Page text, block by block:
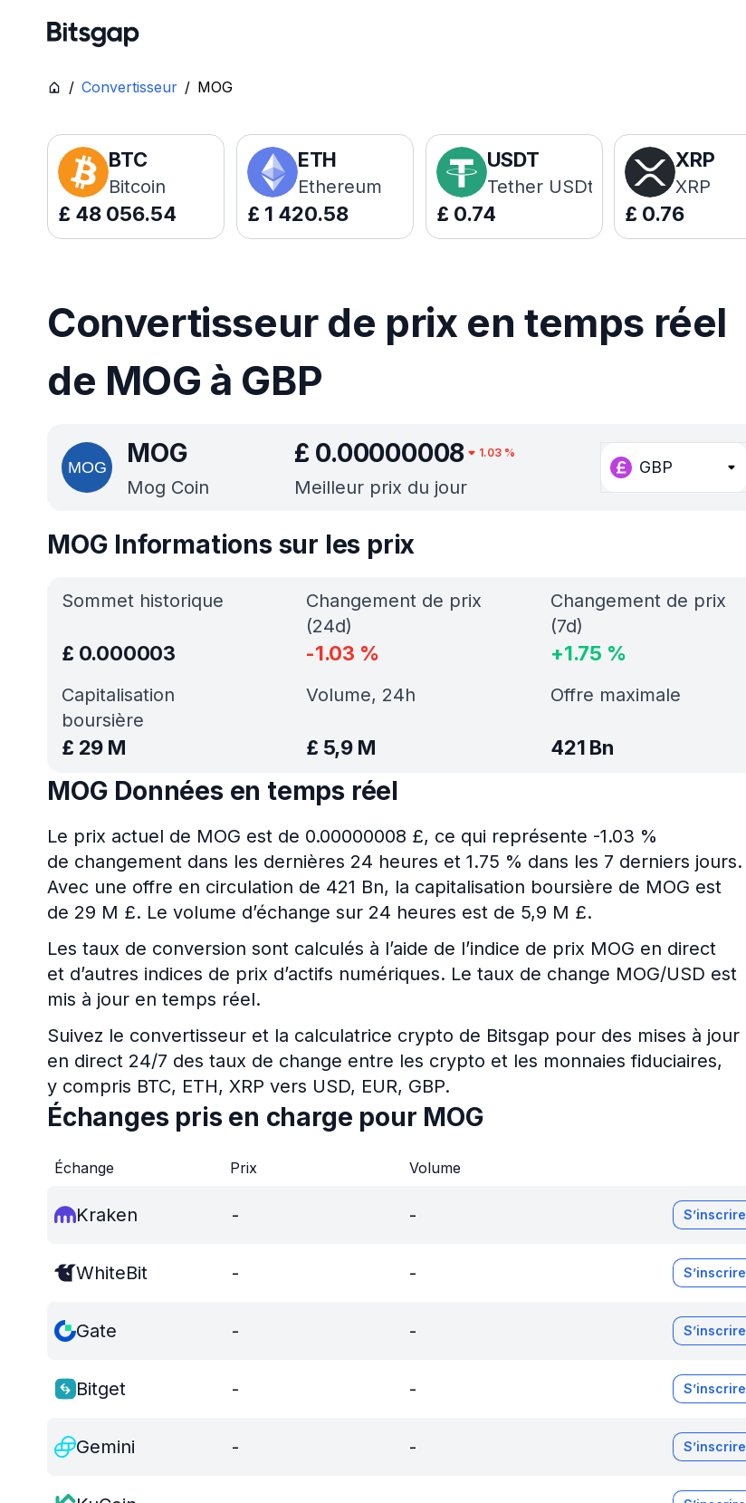
/ Convertisseur / MOG
BTC
Bitcoin
£ 48 056.54
ETH
Ethereum
£ 1 420.58
USDT
Tether USDt
£ 0.74
XRP
XRP
£ 0.76
Convertisseur de prix en temps réel
de MOG à GBP
MOG
Mog Coin
£ 0.00000008 1.03 %
Meilleur prix du jour
GBP
MOG Informations sur les prix
Sommet historique
£ 0.000003
Capitalisation
boursière
£ 29 M
Changement de prix
(24d)
-1.03 %
Changement de prix
(7d)
+1.75 %
Volume, 24h
£ 5,9 M
Offre maximale
421 Bn
MOG Données en temps réel
Le prix actuel de MOG est de 0.00000008 £, ce qui représente -1.03 %
de changement dans les dernières 24 heures et 1.75 % dans les 7 derniers jours.
Avec une offre en circulation de 421 Bn, la capitalisation boursière de MOG est
de 29 M £. Le volume d’échange sur 24 heures est de 5,9 M £.
Les taux de conversion sont calculés à l’aide de l’indice de prix MOG en direct
et d’autres indices de prix d’actifs numériques. Le taux de change MOG/USD est
mis à jour en temps réel.
Suivez le convertisseur et la calculatrice crypto de Bitsgap pour des mises à jour
en direct 24/7 des taux de change entre les crypto et les monnaies fiduciaires,
y compris BTC, ETH, XRP vers USD, EUR, GBP.
Échanges pris en charge pour MOG
Échange Prix Volume
Kraken - - S’inscrire
WhiteBit - - S’inscrire
Gate - - S’inscrire
Bitget - - S’inscrire
Gemini - - S’inscrire